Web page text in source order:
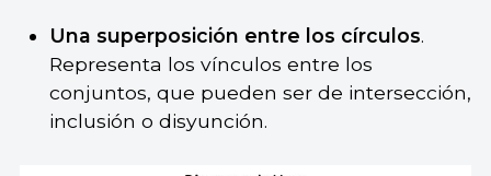
Una superposición entre los círculos.
Representa los vínculos entre los
conjuntos, que pueden ser de intersección,
inclusión o disyunción.